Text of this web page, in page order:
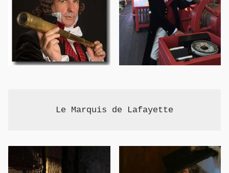
Le Marquis de Lafayette